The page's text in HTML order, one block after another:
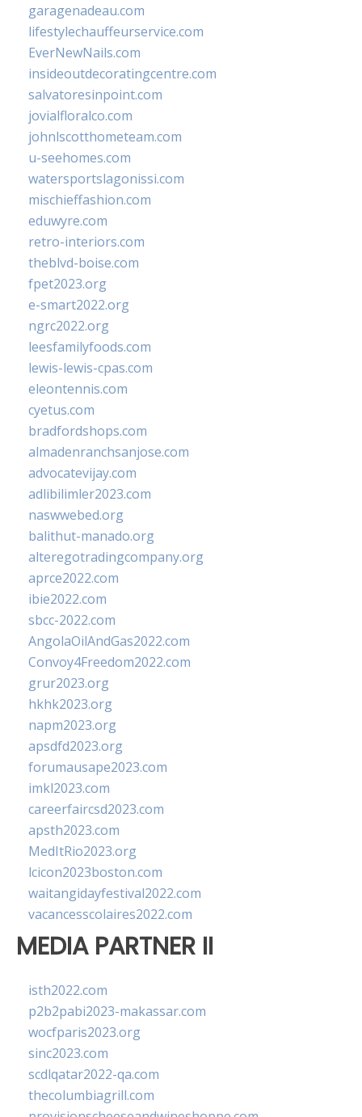
garagenadeau.com
lifestylechauffeurservice.com
EverNewNails.com
insideoutdecoratingcentre.com
salvatoresinpoint.com
jovialfloralco.com
johnlscotthometeam.com
u-seehomes.com
watersportslagonissi.com
mischieffashion.com
eduwyre.com
retro-interiors.com
theblvd-boise.com
fpet2023.org
e-smart2022.org
ngrc2022.org
leesfamilyfoods.com
lewis-lewis-cpas.com
eleontennis.com
cyetus.com
bradfordshops.com
almadenranchsanjose.com
advocatevijay.com
adlibilimler2023.com
naswwebed.org
balithut-manado.org
alteregotradingcompany.org
aprce2022.com
ibie2022.com
sbcc-2022.com
AngolaOilAndGas2022.com
Convoy4Freedom2022.com
grur2023.org
hkhk2023.org
napm2023.org
apsdfd2023.org
forumausape2023.com
imkl2023.com
careerfaircsd2023.com
apsth2023.com
MedItRio2023.org
lcicon2023boston.com
waitangidayfestival2022.com
vacancesscolaires2022.com
MEDIA PARTNER II
isth2022.com
p2b2pabi2023-makassar.com
wocfparis2023.org
sinc2023.com
scdlqatar2022-qa.com
thecolumbiagrill.com